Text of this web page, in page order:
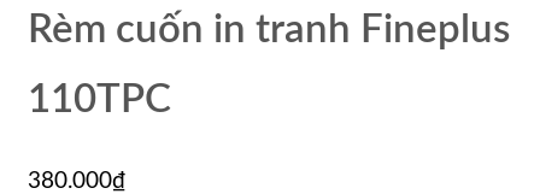
Rèm cuốn in tranh Fineplus
110TPC
380.000₫